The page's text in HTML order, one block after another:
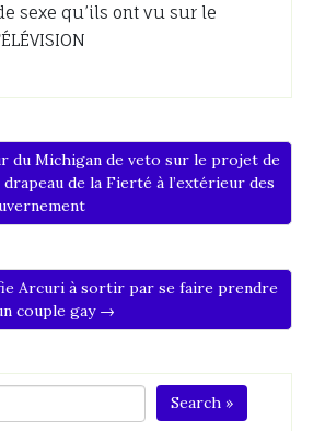
sexe qu’ils ont vu sur le
du Michigan de veto sur le projet de
de la Fierté à l’extérieur des
Arcuri à sortir par se faire prendre
couple gay →
Search »